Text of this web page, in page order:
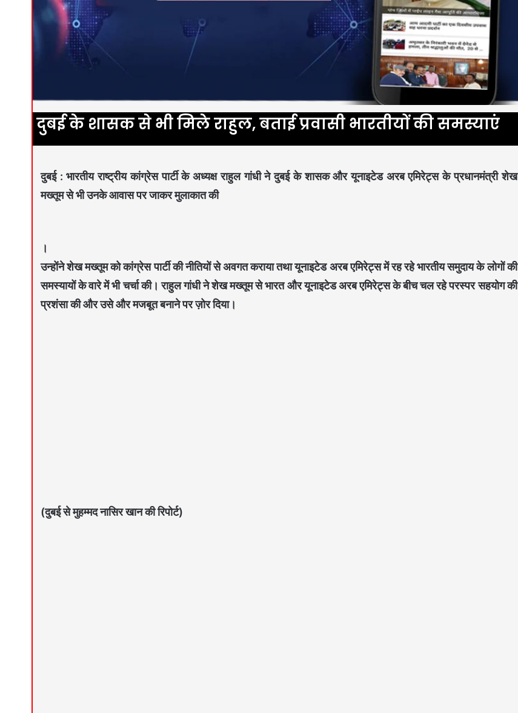
दुबई के शासक से भी मिले राहुल, बताई प्रवासी भारतीयों की समस्याएं
दुबई : भारतीय राष्ट्रीय कांग्रेस पार्टी के अध्यक्ष राहुल गांधी ने दुबई के शासक और यूनाइटेड अरब एमिरेट्स के प्रधानमंत्री शेख
मख्तूम से भी उनके आवास पर जाकर मुलाकात की
।
उन्होंने शेख मख्तूम को कांग्रेस पार्टी की नीतियों से अवगत कराया तथा यूनाइटेड अरब एमिरेट्स में रह रहे भारतीय समुदाय के लोगों की
समस्यायों के वारे में भी चर्चा की। राहुल गांधी ने शेख मख्तूम से भारत और यूनाइटेड अरब एमिरेट्स के बीच चल रहे परस्पर सहयोग की
प्रशंसा की और उसे और मजबूत बनाने पर ज़ोर दिया।
(दुबई से मुहम्मद नासिर खान की रिपोर्ट)